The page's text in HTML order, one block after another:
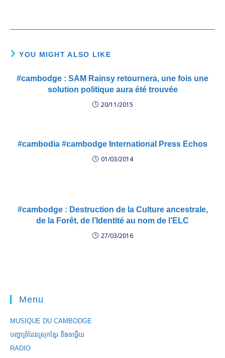
YOU MIGHT ALSO LIKE
#cambodge : SAM Rainsy retournera, une fois une
solution politique aura été trouvée
20/11/2015
#cambodia #cambodge International Press Echos
01/03/2014
#cambodge : Destruction de la Culture ancestrale,
de la Forêt, de l’Identité au nom de l’ELC
27/03/2016
Menu
MUSIQUE DU CAMBODGE
បញ្ហាព្រំដែនស្រុកខ្មែរ និងចឞ្លើយ
RADIO